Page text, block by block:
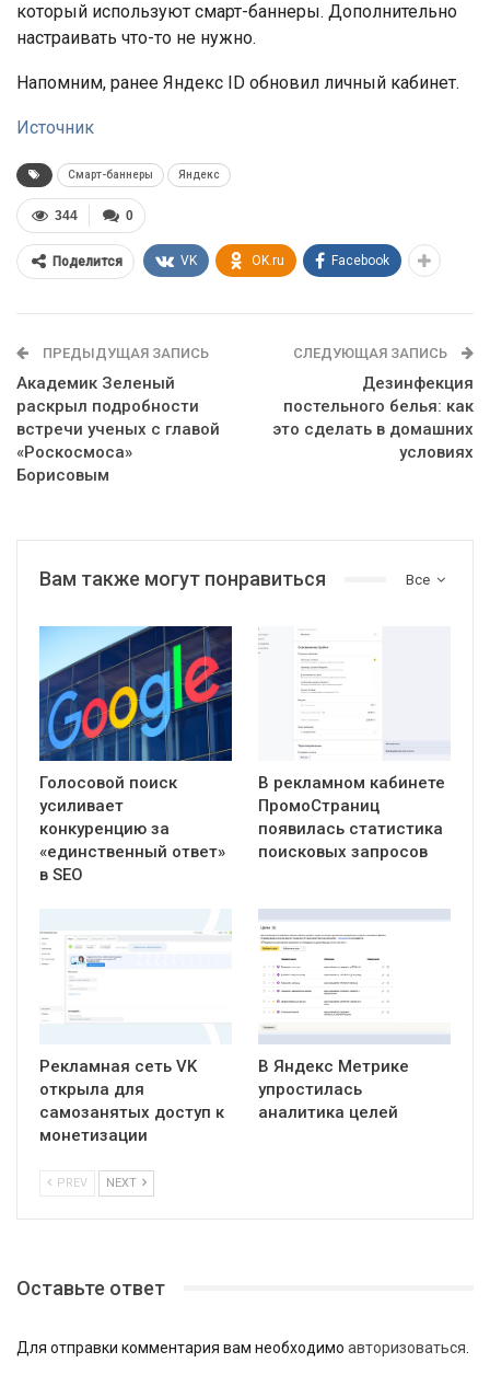
который используют смарт-баннеры. Дополнительно
настраивать что-то не нужно.
Напомним, ранее Яндекс ID обновил личный кабинет.
Источник
Смарт-баннеры Яндекс
0
344
Поделится VK OK.ru Facebook
ПРЕДЫДУЩАЯ ЗАПИСЬ
Академик Зеленый
раскрыл подробности
встречи ученых с главой
«Роскосмоса»
Борисовым
СЛЕДУЮЩАЯ ЗАПИСЬ
Дезинфекция
постельного белья: как
это сделать в домашних
условиях
Все
Вам также могут понравиться
Голосовой поиск
усиливает
конкуренцию за
«единственный ответ»
в SEO
В рекламном кабинете
ПромоСтраниц
появилась статистика
поисковых запросов
Рекламная сеть VK
открыла для
самозанятых доступ к
монетизации
В Яндекс Метрике
упростилась
аналитика целей
PREV NEXT
Оставьте ответ
Для отправки комментария вам необходимо авторизоваться